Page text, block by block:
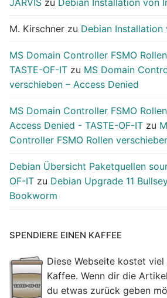
M. Kirschner zu Debian Installation
MS Domain Controller FSMO
TASTE-OF-IT zu MS Domain
verschieben – Access Denied
MS Domain Controller FSMO
Access Denied - TASTE-OF-IT zu
Controller FSMO Rollen
Debian Übersicht Paketquellen
OF-IT zu Debian Upgrade 11
Bookworm
SPENDIERE EINEN KAFFEE
Diese Webseite kostet
Kaffee. Wenn dir die
du etwas zurück geben